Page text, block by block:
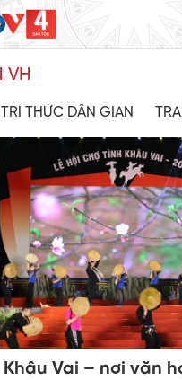
VH
TRI THỨC DÂN GIAN
Vai – nơi văn